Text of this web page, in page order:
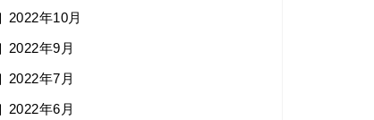
2022年10月
2022年9月
2022年7月
2022年6月